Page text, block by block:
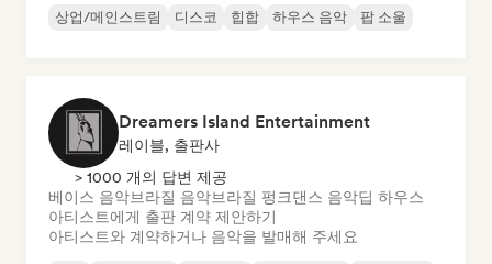
상업/메인스트림
디스코 힙합 하우스 음악 팝 소울
Dreamers Island Entertainment
레이블, 출판사
> 1000 개의 답변 제공
베이스 음악브라질 음악브라질 펑크댄스 음악딥 하우스
아티스트에게 출판 계약 제안하기
아티스트와 계약하거나 음악을 발매해 주세요